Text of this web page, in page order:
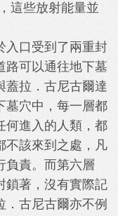
這些放射能量並
入口受到了兩重封
路可以通往地下墓
蓋拉．古尼古爾達
墓穴中，每一層都
何進入的人類，都
不該來到之處，凡
負責。而第六層
鎖著，沒有實際記
古尼古爾亦不例